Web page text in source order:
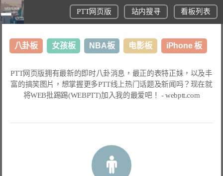
PTT网页版 站内搜寻 看板列表
八卦板 女孩板 NBA板 电影板 iPhone 板
美食板
PTT网页版拥有最新的即时八卦消息，最正的表特正妹，以及丰
富的搞笑图片，想掌握更多PTT线上热门话题及新闻吗？现在就
将WEB批踢踢(WEBPTT)加入我的最爱吧！ -webptt.com